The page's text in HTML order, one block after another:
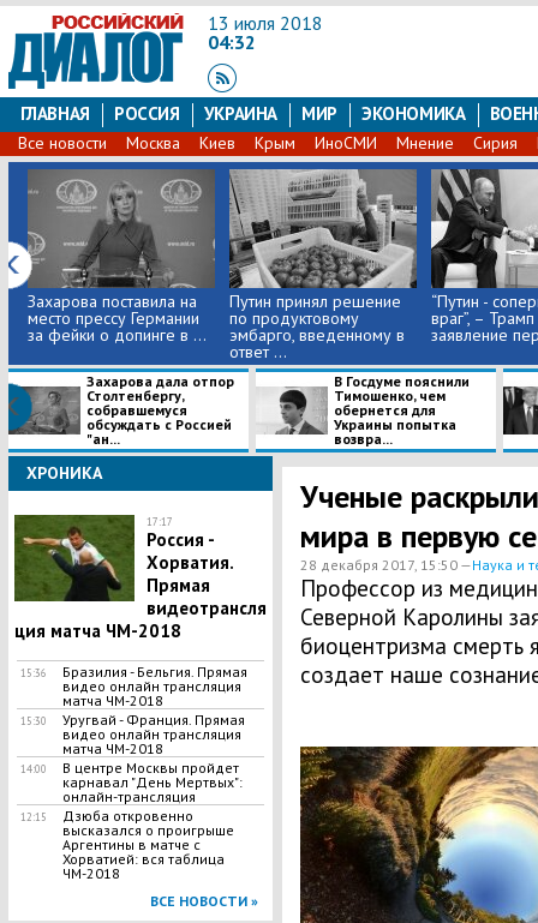
13 июля 2018
04:32
ГЛАВНАЯ РОССИЯ УКРАИНА МИР ЭКОНОМИКА
Все новости Москва Киев Крым ИноСМИ Мнение Сирия
Захарова поставила на
место прессу Германии
за фейки о допинге в ...
Путин принял решение
по продуктовому
эмбарго, введенному в
ответ ...
“Путин -
враг”, –
заявление
Захарова дала отпор
Столтенбергу,
собравшемуся
обсуждать с Россией
"ан...
В Госдуме пояснили
Тимошенко, чем
обернется для
Украины попытка
возвра...
ХРОНИКА
17:17
Россия -
Хорватия.
Прямая
видеотрансля
ция матча ЧМ-2018
15:36
Бразилия - Бельгия. Прямая
видео онлайн трансляция
матча ЧМ-2018
15:30
Уругвай - Франция. Прямая
видео онлайн трансляция
матча ЧМ-2018
14:00
В центре Москвы пройдет
карнавал "День Мертвых":
онлайн-трансляция
12:15
Дзюба откровенно
высказался о проигрыше
Аргентины в матче с
Хорватией: вся таблица
ЧМ-2018
ВСЕ НОВОСТИ »
Ученые
мира в первую
28 декабря 2017, 15:50 —Наука и
Профессор из
Северной Каролины
биоцентризма смерть
создает наше